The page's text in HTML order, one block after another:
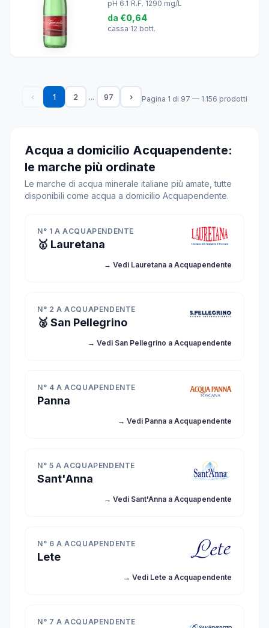
pH 6.1 R.F. 1290 mg/L
da €0,64
cassa 12 bott.
‹ 1 2 ... 97 › Pagina 1 di 97 — 1.156 prodotti
Acqua a domicilio Acquapendente:
le marche più ordinate
Le marche di acqua minerale italiane più amate, tutte
disponibili come acqua a domicilio Acquapendente.
N° 1 A ACQUAPENDENTE
🥇 Lauretana
→ Vedi Lauretana a Acquapendente
N° 2 A ACQUAPENDENTE
🥈 San Pellegrino
→ Vedi San Pellegrino a Acquapendente
N° 4 A ACQUAPENDENTE
Panna
→ Vedi Panna a Acquapendente
N° 5 A ACQUAPENDENTE
Sant'Anna
→ Vedi Sant'Anna a Acquapendente
N° 6 A ACQUAPENDENTE
Lete
→ Vedi Lete a Acquapendente
N° 7 A ACQUAPENDENTE